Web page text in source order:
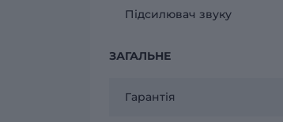
Підсилювач звуку
ЗАГАЛЬНЕ
Гарантія